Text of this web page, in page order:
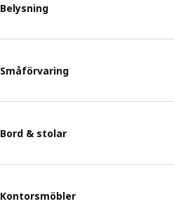
Belysning
Småförvaring
Bord & stolar
Kontorsmöbler